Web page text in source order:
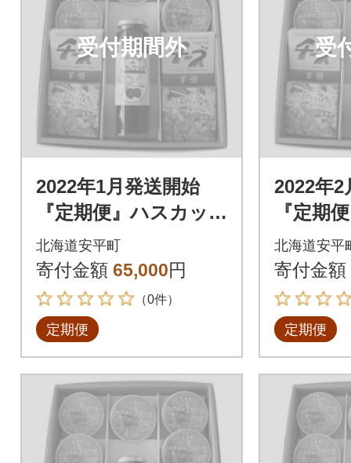
受付期間外
2022年1月発送開始
『定期便』ハスカッ
プゼリー&ソース・よ
うかんギフトセット
全6回
北海道安平町
寄付金額 65,000円
（0件）
定期便
受
2022年2
『定期
プゼリ
うかん
全6回
北海道安平
寄付金額
定期便